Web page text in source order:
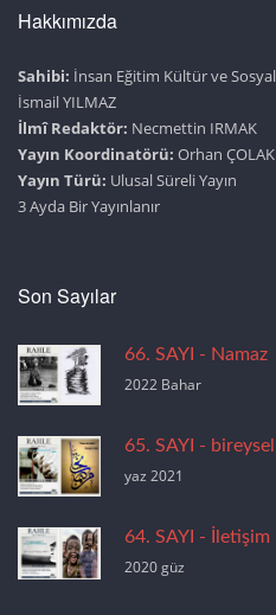
Hakkımızda
Sahibi: İnsan Eğitim Kültür ve
İsmail YILMAZ
İlmî Redaktör: Necmettin IRMAK
Yayın Koordinatörü: Orhan ÇOLAK
Yayın Türü: Ulusal Süreli Yayın
3 Ayda Bir Yayınlanır
Son Sayılar
66. SAYI - Namaz
2022 Bahar
65. SAYI -
yaz 2021
64. SAYI - İletişim
2020 güz